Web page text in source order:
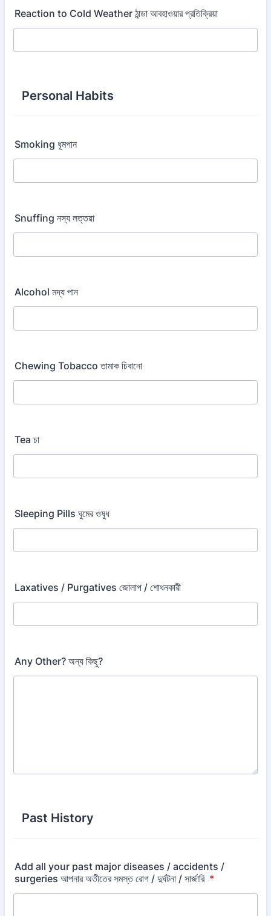
Reaction to Cold Weather ঠান্ডা আবহাওয়ার প্রতিক্রিয়া
Personal Habits
Smoking ধূমপান
Snuffing নস্য লত্তয়া
Alcohol মদ্য পান
Chewing Tobacco তামাক চিবানো
Tea চা
Sleeping Pills ঘুমের ওষুধ
Laxatives / Purgatives জোলাপ / শোধনকারী
Any Other? অন্য কিছু?
Past History
Add all your past major diseases / accidents /
surgeries আপনার অতীতের সমস্ত রোগ / দুর্ঘটনা / সার্জারি *